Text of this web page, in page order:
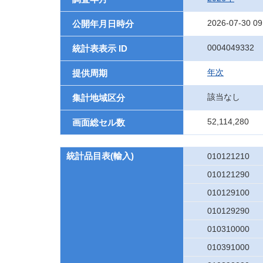
公開年月日時分 2026-07-30
統計表表示 ID 0004049332
提供周期 年次
集計地域区分 該当なし
画面総セル数 52,114,280
統計品目表(輸入)
010121210
010121290
010129100
010129290
010310000
010391000